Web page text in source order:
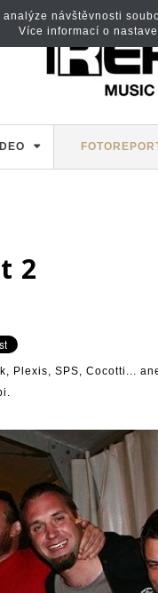
2
Plexis, SPS, Cocotti...
návštěvnosti
Více informací o